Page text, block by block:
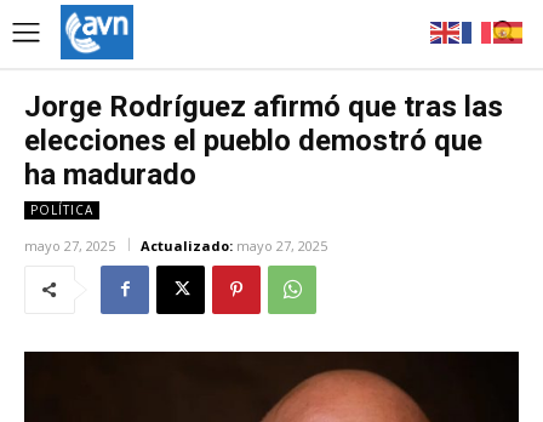
Jorge Rodríguez afirmó que tras las
elecciones el pueblo demostró que
ha madurado
POLÍTICA
mayo 27, 2025 Actualizado: mayo 27, 2025